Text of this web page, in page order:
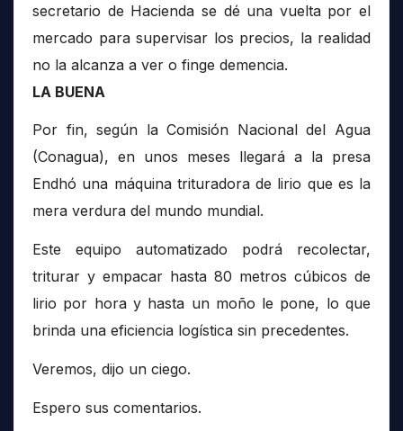
secretario de Hacienda se dé una vuelta por el
mercado para supervisar los precios, la realidad
no la alcanza a ver o finge demencia.
LA BUENA
Por fin, según la Comisión Nacional del Agua
(Conagua), en unos meses llegará a la presa
Endhó una máquina trituradora de lirio que es la
mera verdura del mundo mundial.
Este equipo automatizado podrá recolectar,
triturar y empacar hasta 80 metros cúbicos de
lirio por hora y hasta un moño le pone, lo que
brinda una eficiencia logística sin precedentes.
Veremos, dijo un ciego.
Espero sus comentarios.